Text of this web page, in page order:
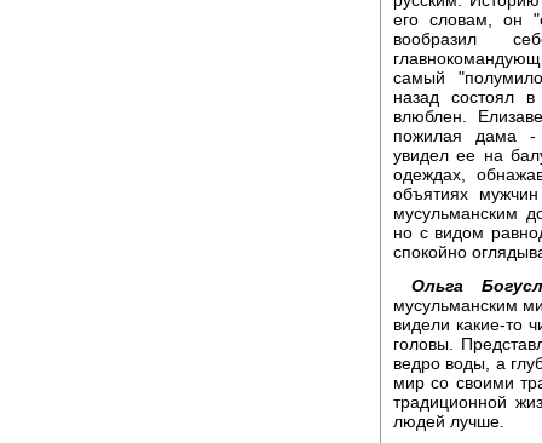
его словам, он
вообразил
самый
назад состоял
влюблен.
пожилая дама -
увидел ее на
одеждах,
объятиях
мусульманским
но с видом
спокойно
Ольга
мусульманским
видели какие-то
головы.
ведро воды, а
мир со своими
традиционной
людей лучше.